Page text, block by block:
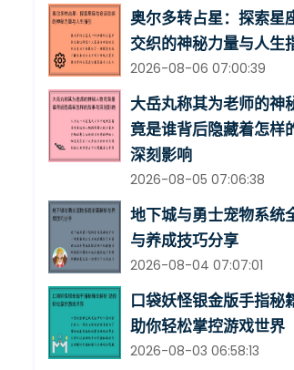
奥尔多转占星：探索星
交织的神秘力量与人生
2026-08-06 07:00:39
大岳丸称其为老师的神
竟是谁背后隐藏着怎样
深刻影响
2026-08-05 07:06:38
地下城与勇士宠物系统
与养成技巧分享
2026-08-04 07:07:01
口袋妖怪银金版手指秘
助你轻松掌控游戏世界
2026-08-03 06:58:13